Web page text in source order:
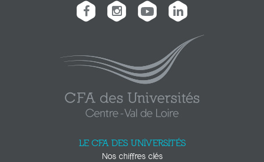
LE CFA DES UNIVERSITÉS
Nos chiffres clés